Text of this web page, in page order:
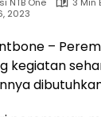
2023
–
kegiatan